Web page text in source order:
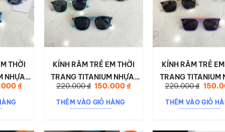
THỜI
NHỰA.
₫.
₫Giá
KÍNH RÂM TRẺ EM THỜI
TRANG TITANIUM NHỰA.
DESON 0015
220.000₫ Giá
là:
220.000 ₫.
150.000₫Giá
THÊM VÀO GIỎ HÀNG
KÍNH RÂM TRẺ EM
TRANG TITANIUM
DESON 0017
220.000₫ Giá
là:
THÊM VÀO GIỎ